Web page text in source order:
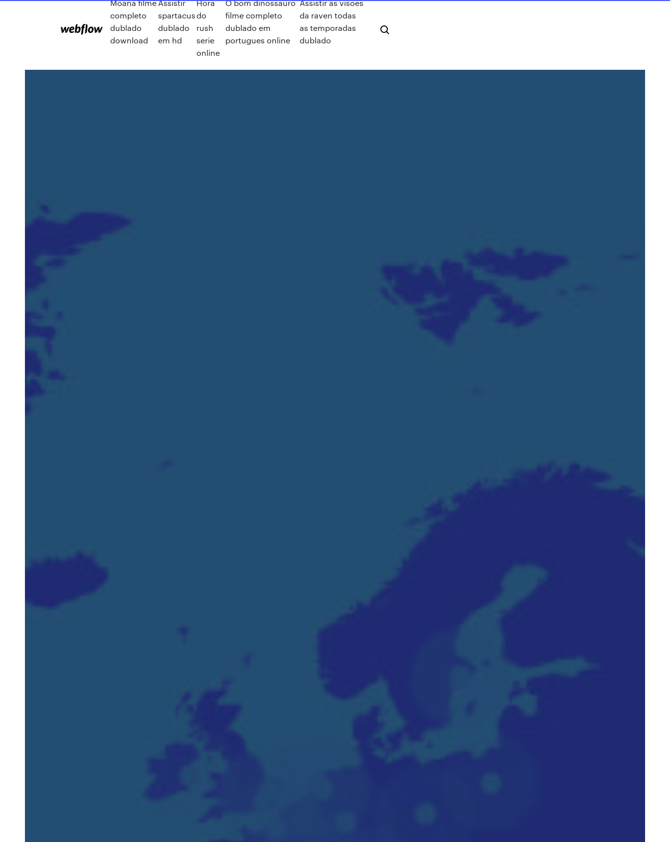
Moana filme
completo
dublado
download
Assistir
spartacus
dublado
em hd
Hora
do
rush
serie
online
O bom dinossauro
filme completo
dublado em
portugues online
Assistir as visões
da raven todas
as temporadas
dublado